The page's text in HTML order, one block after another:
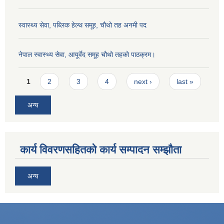
स्वास्थ्य सेवा, पब्लिक हेल्‍थ समूह, चौथो तह अनमी पद
नेपाल स्वास्थ्य सेवा, आयूर्वेद समूह चौथो तहको पाठक्रम।
Pages
1 2 3 4 next › last »
अन्य
कार्य विवरणसहितको कार्य सम्पादन सम्झौता
अन्य